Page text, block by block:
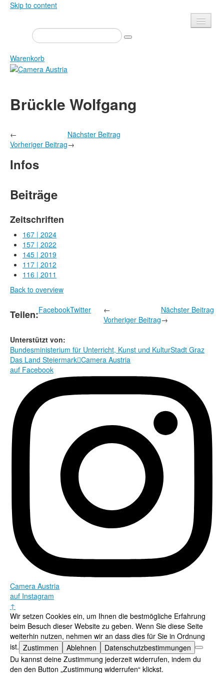
Skip to content
Presse
Veranstaltungen
Newsletter
Über uns
Shop
Warenkorb
Zeitschrift
Bücher
Camera Austria Preis
Rechtliche Informationen
Brückle Wolfgang
←
Vorheriger Beitrag
Nächster Beitrag
→
Infos
Beiträge
Zeitschriften
167 | 2024
157 | 2022
145 | 2019
117 | 2012
116 | 2011
Back to overview
Teilen:FacebookTwitter
←
Vorheriger Beitrag
Nächster Beitrag
→
Unterstützt von:
Bundesministerium für Unterricht, Kunst und KulturStadt Graz
Das Land SteiermarkCamera Austria
auf Facebook
Camera Austria
auf Instagram
↑
Wir setzen Cookies ein, um Ihnen die bestmögliche Erfahrung
beim Besuch dieser Website zu geben. Wenn Sie diese Seite
weiterhin nutzen, nehmen wir an dass dies für Sie in Ordnung
ist. Zustimmen Ablehnen
Datenschutzbestimmungen
Du kannst deine Zustimmung jederzeit widerrufen, indem du
den den Button „Zustimmung widerrufen“ klickst.